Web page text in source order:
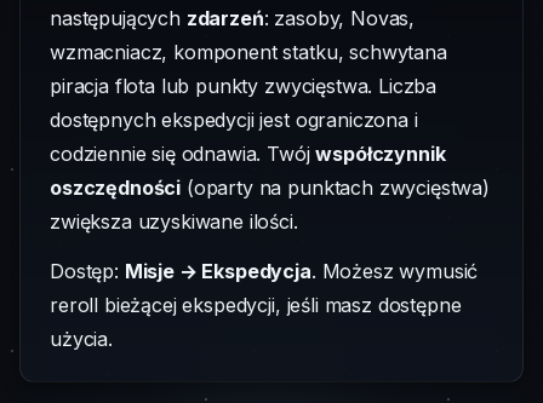
następujących zdarzeń: zasoby, Novas,
wzmacniacz, komponent statku, schwytana
piracja flota lub punkty zwycięstwa. Liczba
dostępnych ekspedycji jest ograniczona i
codziennie się odnawia. Twójwspółczynnik
oszczędności (oparty na punktach zwycięstwa)
zwiększa uzyskiwane ilości.
Dostęp: Misje → Ekspedycja. Możesz wymusić
reroll bieżącej ekspedycji, jeśli masz dostępne
użycia.